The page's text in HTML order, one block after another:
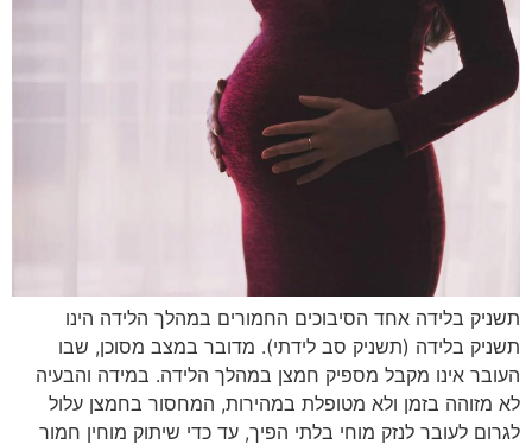
תשניק בלידה אחד הסיבוכים החמורים במהלך הלידה הינו
תשניק בלידה (תשניק סב לידתי). מדובר במצב מסוכן, שבו
העובר אינו מקבל מספיק חמצן במהלך הלידה. במידה והבעיה
לא מזוהה בזמן ולא מטופלת במהירות, המחסור בחמצן עלול
לגרום לעובר לנזק מוחי בלתי הפיך, עד כדי שיתוק מוחין חמור